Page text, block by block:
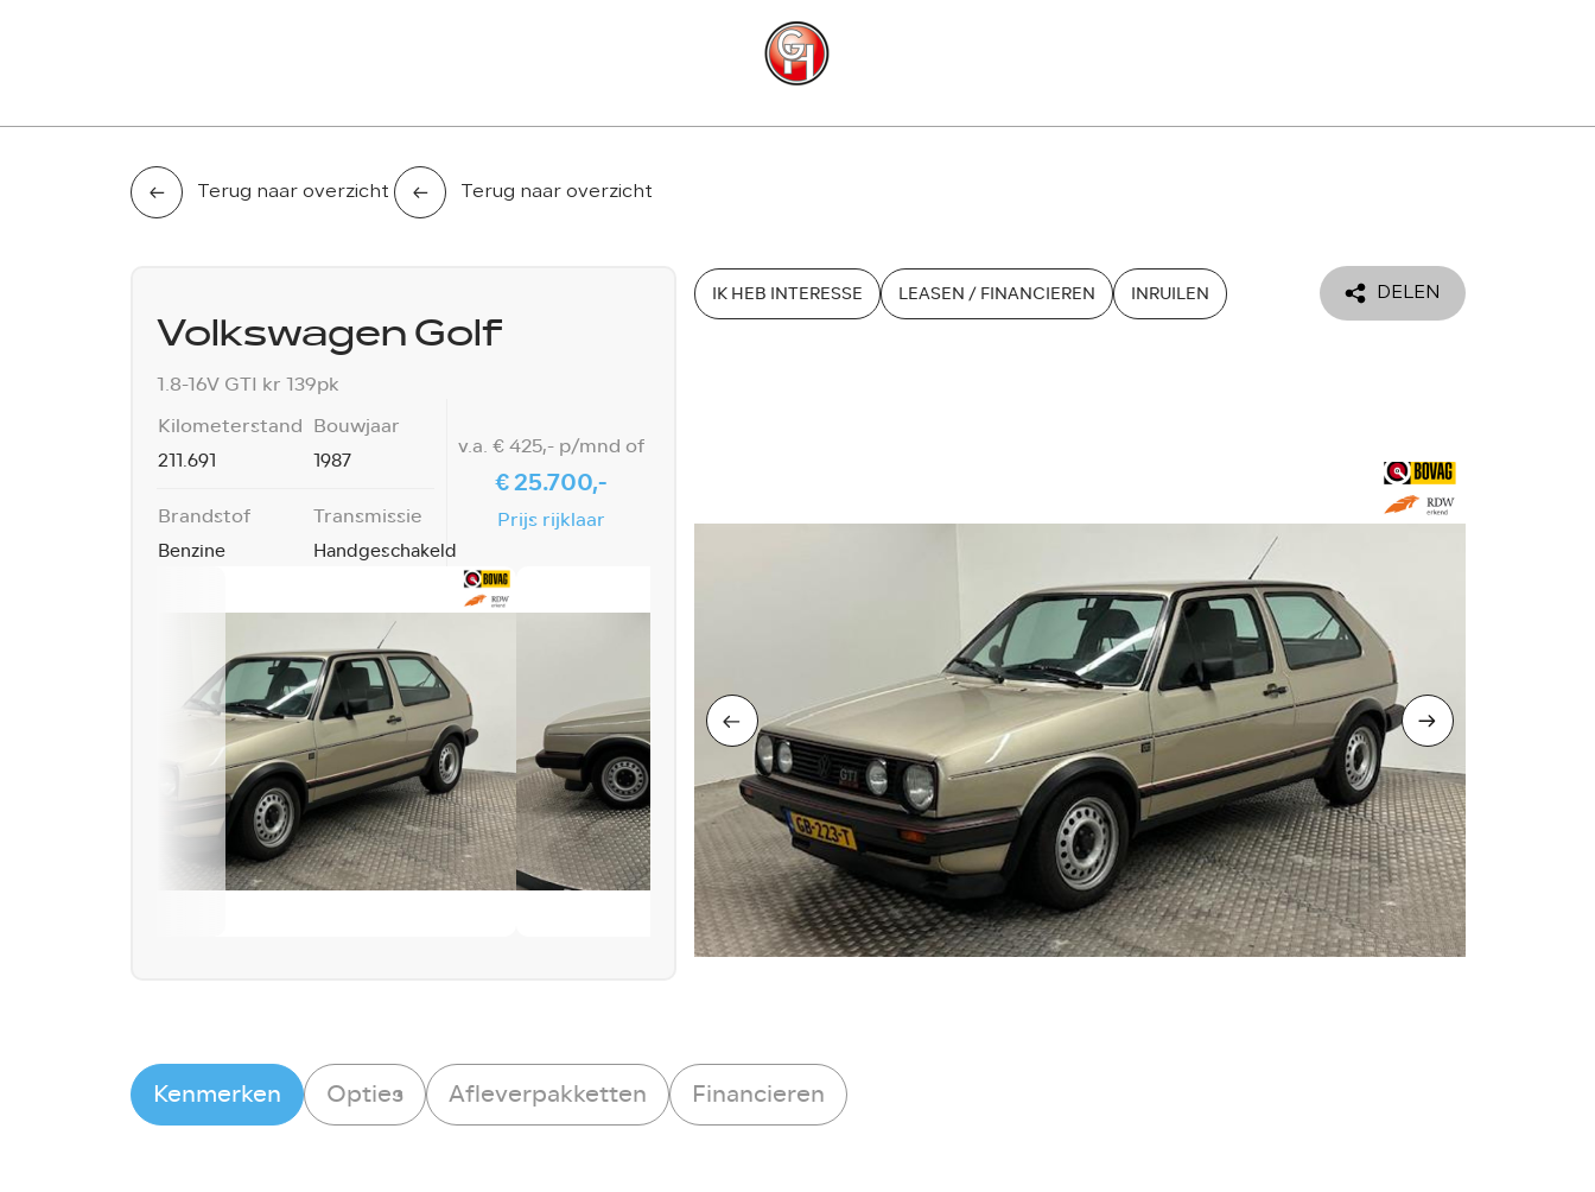
Terug naar overzicht Terug naar overzicht
IK HEB INTERESSE LEASEN / FINANCIEREN INRUILEN DELEN
Volkswagen Golf
1.8-16V GTI kr 139pk
Kilometerstand
211.691
Bouwjaar
1987
Brandstof
Benzine
Transmissie
Handgeschakeld
v.a. € 425,- p/mnd of
€ 25.700,-
Prijs rijklaar
Kenmerken Opties Afleverpakketten Financieren